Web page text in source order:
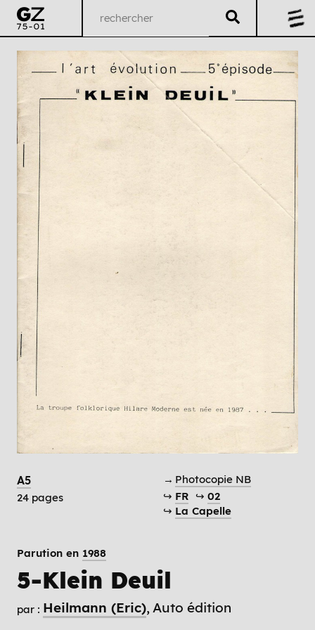
A5
24 pages
→ Photocopie NB
↪ FR ↪ 02
↪ La Capelle
Parution en 1988
5-Klein Deuil
par : Heilmann (Eric) Auto édition